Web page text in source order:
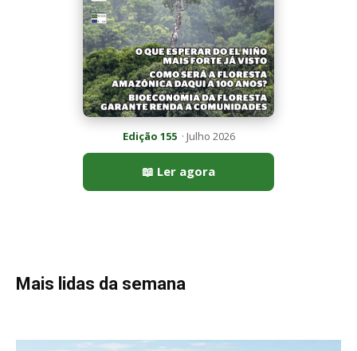
Edição 155· Julho 2026
📖 Ler agora
Mais lidas da semana